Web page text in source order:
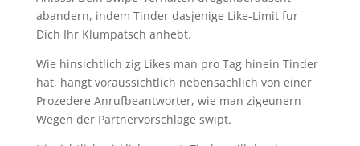
abandern, indem Tinder dasjenige Like-Limit fur
Dich Ihr Klumpatsch anhebt.
Wie hinsichtlich zig Likes man pro Tag hinein Tinder
hat, hangt voraussichtlich nebensachlich von einer
Prozedere Anrufbeantworter, wie man zigeunern
Wegen der Partnervorschlage swipt.